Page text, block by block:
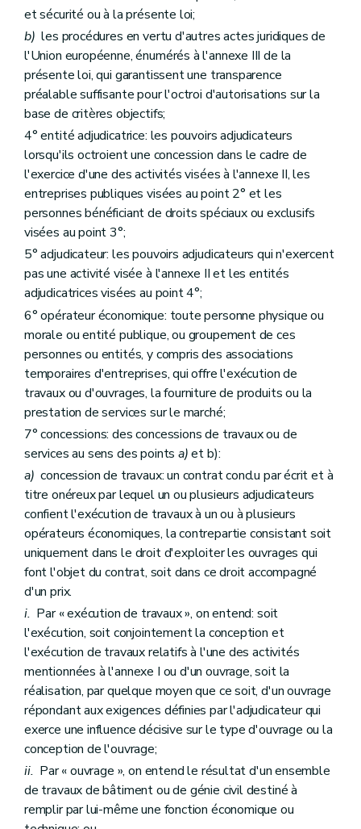
et sécurité ou à la présente loi;
b) les procédures en vertu d'autres actes juridiques de
l'Union européenne, énumérés à l'annexe III de la
présente loi, qui garantissent une transparence
préalable suffisante pour l'octroi d'autorisations sur la
base de critères objectifs;
4° entité adjudicatrice: les pouvoirs adjudicateurs
lorsqu'ils octroient une concession dans le cadre de
l'exercice d'une des activités visées à l'annexe II, les
entreprises publiques visées au point 2° et les
personnes bénéficiant de droits spéciaux ou exclusifs
visées au point 3°;
5° adjudicateur: les pouvoirs adjudicateurs qui n'exercent
pas une activité visée à l'annexe II et les entités
adjudicatrices visées au point 4°;
6° opérateur économique: toute personne physique ou
morale ou entité publique, ou groupement de ces
personnes ou entités, y compris des associations
temporaires d'entreprises, qui offre l'exécution de
travaux ou d'ouvrages, la fourniture de produits ou la
prestation de services sur le marché;
7° concessions: des concessions de travaux ou de
services au sens des points a)et b):
a) concession de travaux: un contrat conclu par écrit et à
titre onéreux par lequel un ou plusieurs adjudicateurs
confient l'exécution de travaux à un ou à plusieurs
opérateurs économiques, la contrepartie consistant soit
uniquement dans le droit d'exploiter les ouvrages qui
font l'objet du contrat, soit dans ce droit accompagné
d'un prix.
i. Par « exécution de travaux », on entend: soit
l'exécution, soit conjointement la conception et
l'exécution de travaux relatifs à l'une des activités
mentionnées à l'annexe I ou d'un ouvrage, soit la
réalisation, par quelque moyen que ce soit, d'un ouvrage
répondant aux exigences définies par l'adjudicateur qui
exerce une influence décisive sur le type d'ouvrage ou la
conception de l'ouvrage;
ii. Par « ouvrage », on entend le résultat d'un ensemble
de travaux de bâtiment ou de génie civil destiné à
remplir par lui-même une fonction économique ou